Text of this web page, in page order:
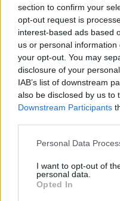
section to confirm your
opt-out request is
interest-based ads based
us or personal
your opt-out. You may
disclosure of your
IAB’s list of downstream
also be disclosed by us to
Downstream Participants
Personal Data
I want to opt-out of
personal data.
Opted In
Graphite, Gold, Silver
1.339, 1.499, 1.749 και
τον αποθηκευτικό του
είναι σαφώς βελτιωμένο
και δικαιολογεί
τον ανταγωνισμό στους
επιδόσεων και της